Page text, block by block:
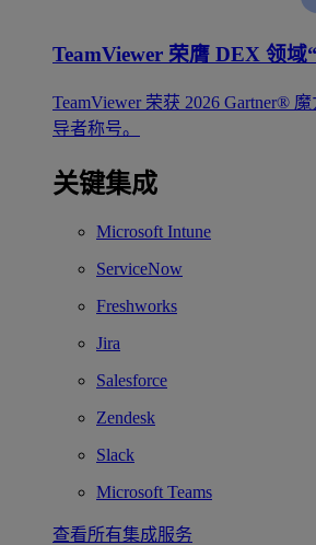
TeamViewer 荣膺 DEX 领域
TeamViewer 荣获 2026 Gartner®
导者称号。
关键集成
Microsoft Intune
ServiceNow
Freshworks
Jira
Salesforce
Zendesk
Slack
Microsoft Teams
查看所有集成服务